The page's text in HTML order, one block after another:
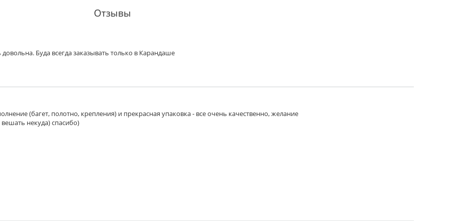
Отзывы
Буда всегда заказывать только в Карандаше
(багет, полотно, крепления) и прекрасная упаковка - все очень качественно, желание
некуда) спасибо)